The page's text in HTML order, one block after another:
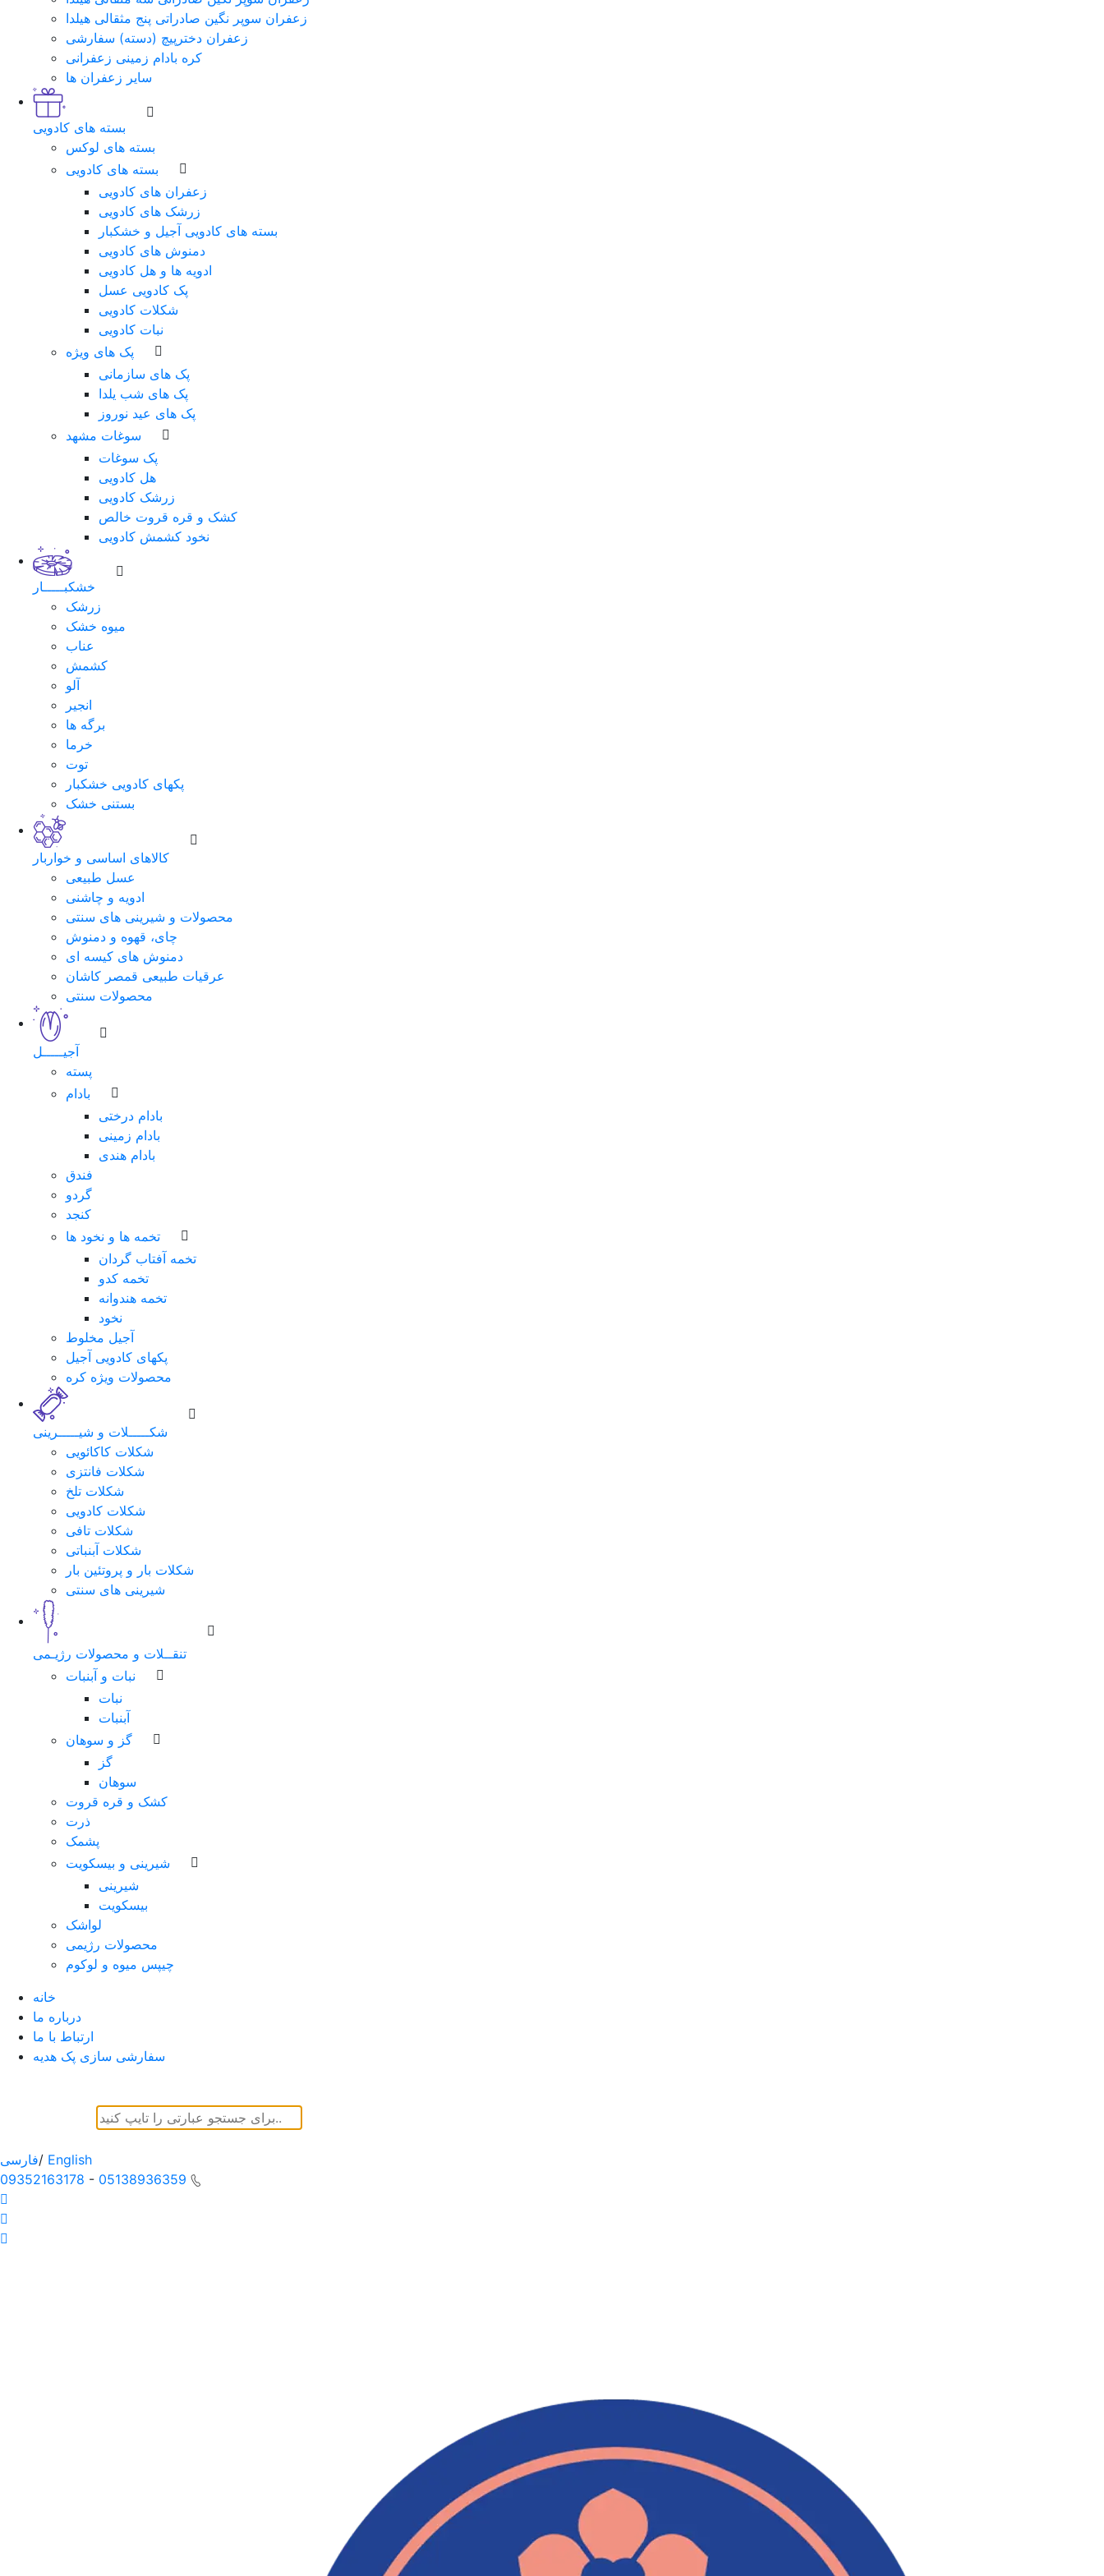
زعفران سوپر نگین صادراتی پنج مثقالی هیلدا
زعفران دخترپیچ (دسته) سفارشی
کره بادام زمینی زعفرانی
سایر زعفران ها
بسته های کادویی
بسته های لوکس
بسته های کادویی
زعفران های کادویی
زرشک های کادویی
بسته های کادویی آجیل و خشکبار
دمنوش های کادویی
ادویه ها و هل کادویی
پک کادویی عسل
شکلات کادویی
نبات کادویی
پک های ویژه
پک های سازمانی
پک های شب یلدا
پک های عید نوروز
سوغات مشهد
پک سوغات
هل کادویی
زرشک کادویی
کشک و قره قروت خالص
نخود کشمش کادویی
خشکبـــــار
زرشک
میوه خشک
عناب
کشمش
آلو
انجیر
برگه ها
خرما
توت
پکهای کادویی خشکبار
بستنی خشک
کالاهای اساسی و خواربار
عسل طبیعی
ادویه و چاشنی
محصولات و شیرینی های سنتی
چای، قهوه و دمنوش
دمنوش های کیسه ای
عرقیات طبیعی قمصر کاشان
محصولات سنتی
آجیـــــل
پسته
بادام
بادام درختی
بادام زمینی
بادام هندی
فندق
گردو
کنجد
تخمه ها و نخود ها
تخمه آفتاب گردان
تخمه کدو
تخمه هندوانه
نخود
آجیل مخلوط
پکهای کادویی آجیل
محصولات ویژه کره
شکـــــلات و شیـــــرینی
شکلات کاکائویی
شکلات فانتزی
شکلات تلخ
شکلات کادویی
شکلات تافی
شکلات آبنباتی
شکلات بار و پروتئین بار
شیرینی های سنتی
تنقــلات و محصولات رژیـمی
نبات و آبنبات
نبات
آبنبات
گز و سوهان
گز
سوهان
کشک و قره قروت
ذرت
پشمک
شیرینی و بیسکویت
شیرینی
بیسکویت
لواشک
محصولات رژیمی
چیپس میوه و لوکوم
خانه
درباره ما
ارتباط با ما
سفارشی سازی پک هدیه
فارسی/ English
09352163178 - 05138936359
لطفا
برای
ورود
فرم
تکمیل
نمایید.
شماره
همراه